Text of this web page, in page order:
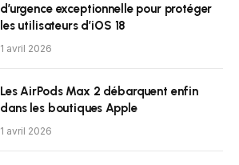
d’urgence exceptionnelle pour protéger
les utilisateurs d’iOS 18
1 avril 2026
Les AirPods Max 2 débarquent enfin
dans les boutiques Apple
1 avril 2026